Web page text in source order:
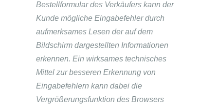
Bestellformular des Verkäufers kann der
Kunde mögliche Eingabefehler durch
aufmerksames Lesen der auf dem
Bildschirm dargestellten Informationen
erkennen. Ein wirksames technisches
Mittel zur besseren Erkennung von
Eingabefehlern kann dabei die
Vergrößerungsfunktion des Browsers